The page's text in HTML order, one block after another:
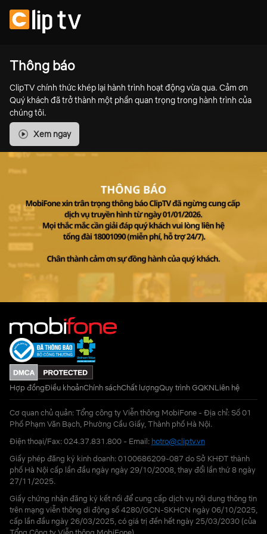
Thông báo
ClipTV chính thức khép lại hành trình hoạt động vừa qua. Cảm ơn
Quý khách đã trở thành một phần quan trọng trong hành trình của
chúng tôi.
Xem ngay
Hợp đồngĐiều khoảnChính sáchChất lượngQuy trình GQKNLiên hệ
Cơ quan chủ quản: Tổng công ty Viễn thông MobiFone - Địa chỉ: Số 01
Phố Phạm Văn Bạch, Phường Cầu Giấy, Thành phố Hà Nội.
Điện thoại/Fax: 024.37.831.800 - Email: hotro@cliptv.vn
Giấy phép đăng ký kinh doanh: 0100686209-087 do Sở KHĐT thành
phố Hà Nội cấp lần đầu ngày ngày 29/10/2008, thay đổi lần thứ 8 ngày
27/11/2025.
Giấy chứng nhận đăng ký kết nối để cung cấp dịch vụ nội dung thông tin
trên mạng viễn thông di động số 4280/GCN-SKHCN ngày 06/10/2025,
cấp lần đầu ngày 26/03/2025, có giá trị đến hết ngày 25/03/2030 (của